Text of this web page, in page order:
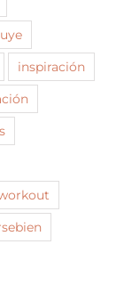
inspiración